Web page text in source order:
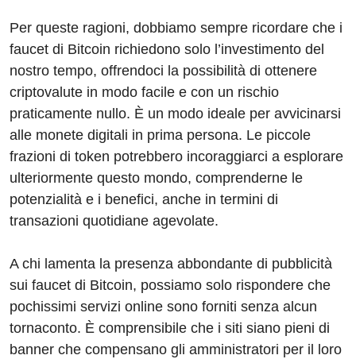
Per queste ragioni, dobbiamo sempre ricordare che i
faucet di Bitcoin richiedono solo l’investimento del
nostro tempo, offrendoci la possibilità di ottenere
criptovalute in modo facile e con un rischio
praticamente nullo. È un modo ideale per avvicinarsi
alle monete digitali in prima persona. Le piccole
frazioni di token potrebbero incoraggiarci a esplorare
ulteriormente questo mondo, comprenderne le
potenzialità e i benefici, anche in termini di
transazioni quotidiane agevolate.
A chi lamenta la presenza abbondante di pubblicità
sui faucet di Bitcoin, possiamo solo rispondere che
pochissimi servizi online sono forniti senza alcun
tornaconto. È comprensibile che i siti siano pieni di
banner che compensano gli amministratori per il loro